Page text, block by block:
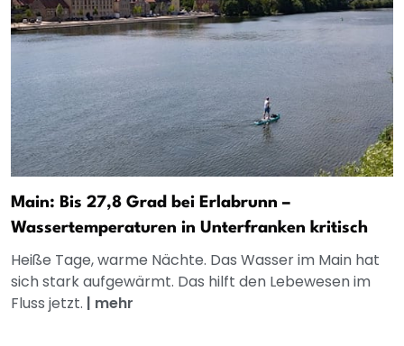
Main: Bis 27,8 Grad bei Erlabrunn –
Wassertemperaturen in Unterfranken kritisch
Heiße Tage, warme Nächte. Das Wasser im Main hat
sich stark aufgewärmt. Das hilft den Lebewesen im
Fluss jetzt. | mehr